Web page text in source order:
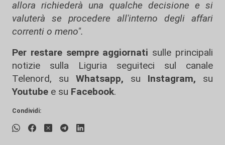
allora richiederà una qualche decisione e si
valuterà se procedere all'interno degli affari
correnti o meno".
Per restare sempre aggiornati sulle principali
notizie sulla Liguria seguiteci sul canale
Telenord, su
Whatsapp, su Instagram, su
Youtube e su Facebook.
Condividi: